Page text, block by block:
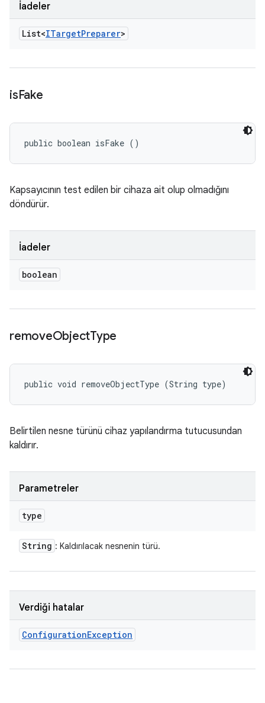
İadeler
List<ITargetPreparer>
isFake
public boolean isFake ()
Kapsayıcının test edilen bir cihaza ait olup olmadığını
döndürür.
İadeler
boolean
removeObjectType
public void removeObjectType (String type)
Belirtilen nesne türünü cihaz yapılandırma tutucusundan
kaldırır.
Parametreler
type
String : Kaldırılacak nesnenin türü.
Verdiği hatalar
ConfigurationException